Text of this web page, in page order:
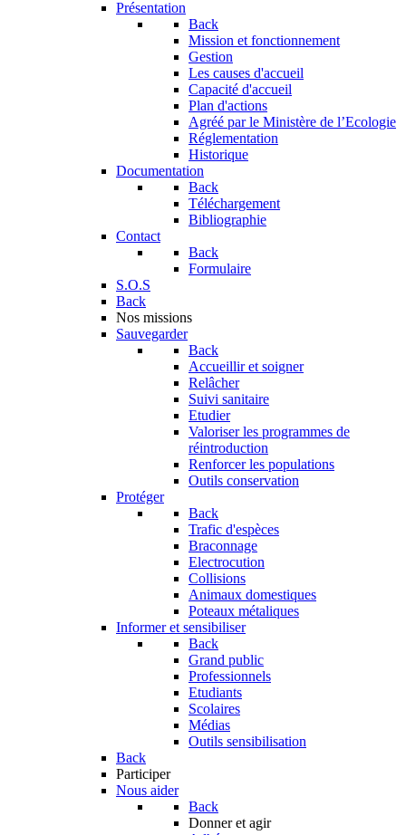
Présentation
Back
Mission et fonctionnement
Gestion
Les causes d'accueil
Capacité d'accueil
Plan d'actions
Agréé par le Ministère de l’Ecologie
Réglementation
Historique
Documentation
Back
Téléchargement
Bibliographie
Contact
Back
Formulaire
S.O.S
Back
Nos missions
Sauvegarder
Back
Accueillir et soigner
Relâcher
Suivi sanitaire
Etudier
Valoriser les programmes de
réintroduction
Renforcer les populations
Outils conservation
Protéger
Back
Trafic d'espèces
Braconnage
Electrocution
Collisions
Animaux domestiques
Poteaux métaliques
Informer et sensibiliser
Back
Grand public
Professionnels
Etudiants
Scolaires
Médias
Outils sensibilisation
Back
Participer
Nous aider
Back
Donner et agir